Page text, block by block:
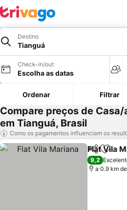
Destino
Tianguá
Check-in/out
Escolha as datas
Ordenar Filtrar
Compare preços de
em Tianguá, Brasil
Como os pagamentos influenciam os
Partilhar
Flat Vila
9,2
a 0.9 km